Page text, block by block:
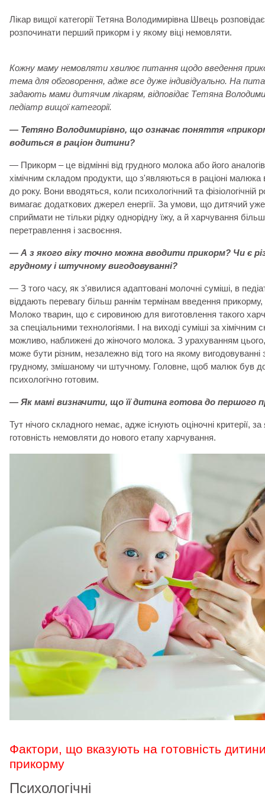
Лікар вищої категорії Тетяна Володимирівна Швець
розпочинати перший прикорм і у якому віці немовляти.
Кожну маму немовляти хвилює питання щодо введення
тема для обговорення, адже все дуже індивідуально. На
задають мами дитячим лікарям, відповідає Тетяна
педіатр вищої категорії.
— Тетяно Володимирівно, що означає поняття
водиться в раціон дитини?
— Прикорм – це відмінні від грудного молока або його
хімічним складом продукти, що з'являються в раціоні малюка
до року. Вони вводяться, коли психологічний та фізіологічній
вимагає додаткових джерел енергії. За умови, що дитячий уже
сприймати не тільки рідку однорідну їжу, а й харчування
перетравлення і засвоєння.
— А з якого віку точно можна вводити прикорм? Чи є
грудному і штучному вигодовуванні?
— З того часу, як з'явилися адаптовані молочні суміші, в
віддають перевагу більш раннім термінам введення
Молоко тварин, що є сировиною для виготовлення такого
за спеціальними технологіями. І на виході суміші за хімічним
можливо, наближені до жіночого молока. З урахуванням
може бути різним, незалежно від того на якому
грудному, змішаному чи штучному. Головне, щоб малюк був до
психологічно готовим.
— Як мамі визначити, що її дитина готова до першого
Тут нічого складного немає, адже існують оціночні критерії,
готовність немовляти до нового етапу харчування.
Фактори, що вказують на готовність
прикорму
Психологічні